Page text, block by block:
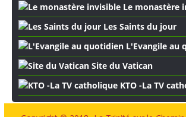
Le monastère
Les Saints du jour
L'Evangile au
Site du Vatican
KTO -La TV